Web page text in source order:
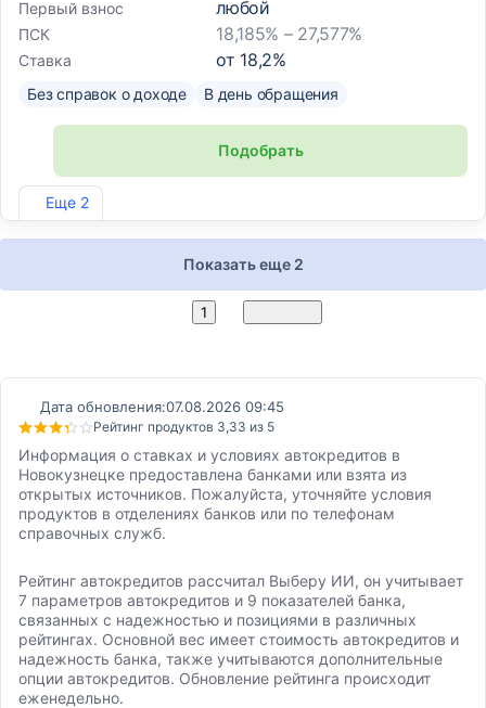
Еще 2
Первый взнос любой
ПСК 18,185% – 27,577%
Ставка от 18,2%
Без справок о доходе В день обращения
Подобрать
Лиц. №2275
Показать еще 2
1
Дата обновления:07.08.2026 09:45
Рейтинг продуктов 3,33 из 5
Информация о ставках и условиях автокредитов в
Новокузнецке предоставлена банками или взята из
открытых источников. Пожалуйста, уточняйте условия
продуктов в отделениях банков или по телефонам
справочных служб.
Рейтинг автокредитов рассчитал Выберу ИИ, он учитывает
7 параметров автокредитов и 9 показателей банка,
связанных с надежностью и позициями в различных
рейтингах. Основной вес имеет стоимость автокредитов и
надежность банка, также учитываются дополнительные
опции автокредитов. Обновление рейтинга происходит
еженедельно.